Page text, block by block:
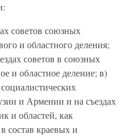
советов союзных
и областного деления;
советов в союзных
и областное деление; в)
и Армении и на съездах
и областей, как
состав краевых и